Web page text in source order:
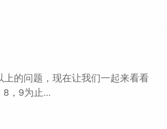
的问题，现在让我们一起来看看
，9为止...